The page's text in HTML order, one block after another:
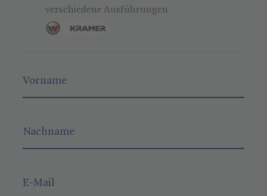
verschiedene Ausführungen